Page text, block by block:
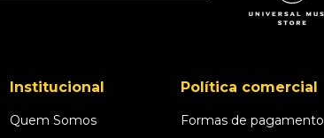
Institucional
Quem Somos
Política comercial
Formas de pagamento